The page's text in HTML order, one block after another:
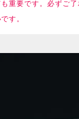
重要です。必ずご了
す。